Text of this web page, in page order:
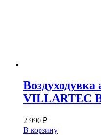
VILLARTEC
2 990 ₽
В корзину